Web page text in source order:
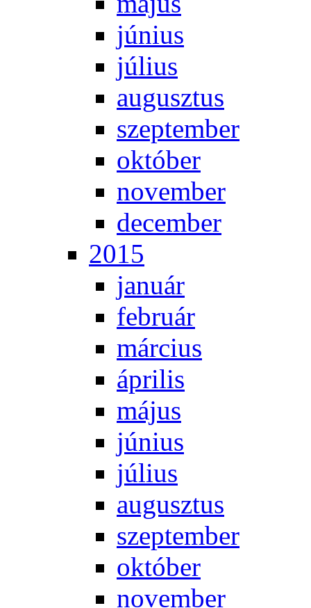
jú­ni­us
jú­li­us
au­gusz­tus
szep­tem­ber
ok­tó­ber
no­vem­ber
de­cem­ber
2015
ja­nu­ár
feb­ru­ár
már­ci­us
áp­ri­lis
má­jus
jú­ni­us
jú­li­us
au­gusz­tus
szep­tem­ber
ok­tó­ber
no­vem­ber